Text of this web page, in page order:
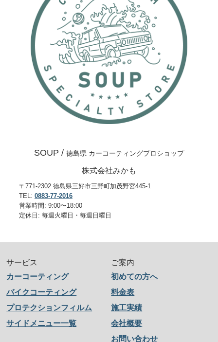
SOUP / 徳島県 カーコーティングプロショップ
株式会社みかも
〒771-2302 徳島県三好市三野町加茂野宮445-1
TEL: 0883-77-2016
営業時間: 9:00〜18:00
定休日: 毎週火曜日・毎週日曜日
サービス
カーコーティング
バイクコーティング
プロテクションフィルム
サイドメニュー一覧
ご案内
初めての方へ
料金表
施工実績
会社概要
お問い合わせ